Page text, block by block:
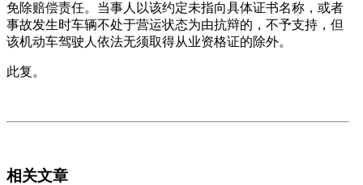
免除赔偿责任。当事人以该约定未指向具体证书名称，或者
事故发生时车辆不处于营运状态为由抗辩的，不予支持，但
该机动车驾驶人依法无须取得从业资格证的除外。
此复。
相关文章